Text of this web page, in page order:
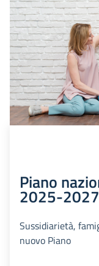
Piano
2025-2027
Sussidiarietà,
nuovo Piano